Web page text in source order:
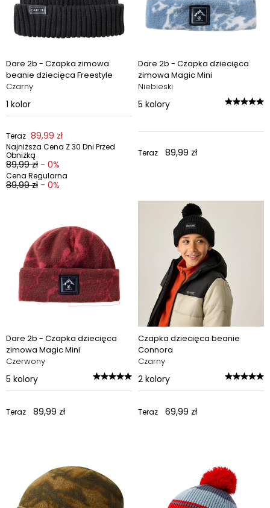
Dare 2b - Czapka zimowa
beanie dziecięca Freestyle
Czarny
1 kolor
Teraz 89,99 zł
Najniższa Cena Z 30 Dni Przed
Obniżką
89,99 zł - 0%
Cena Regularna
89,99 zł - 0%
Dare 2b - Czapka dziecięca
zimowa Magic Mini
Niebieski
5 kolory
Teraz 89,99 zł
Dare 2b - Czapka dziecięca
zimowa Magic Mini
Czerwony
5 kolory
Teraz 89,99 zł
Czapka dziecięca beanie
Connora
Czarny
2 kolory
Teraz 69,99 zł